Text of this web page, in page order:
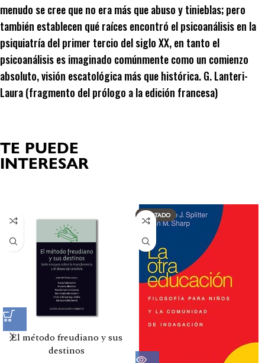
menudo se cree que no era más que abuso y tinieblas; pero
también establecen qué raíces encontró el psicoanálisis en la
psiquiatría del primer tercio del siglo XX, en tanto el
psicoanálisis es imaginado comúnmente como un comienzo
absoluto, visión escatológica más que histórica. G. Lanteri-
Laura (fragmento del prólogo a la edición francesa)
TE PUEDE
INTERESAR
El método freudiano y sus
destinos
AGOTADO